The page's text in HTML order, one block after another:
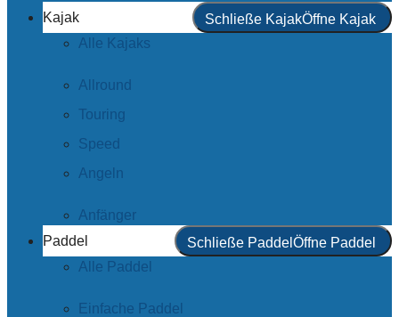
Kajak
Schließe KajakÖffne Kajak
Alle Kajaks
Allround
Touring
Speed
Angeln
Anfänger
Paddel
Schließe Paddel Öffne Paddel
Alle Paddel
Einfache Paddel